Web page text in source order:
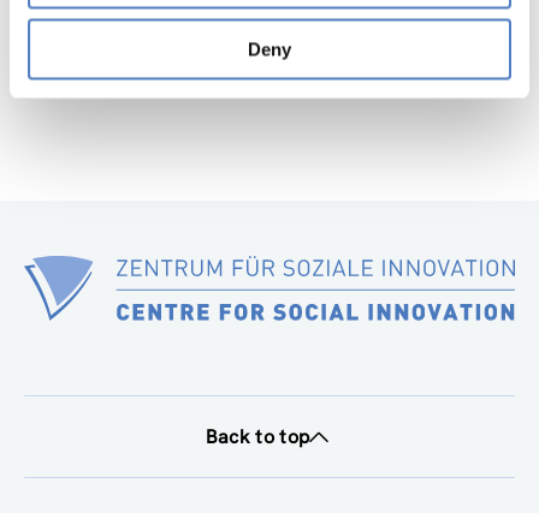
Deny
page
Back to top